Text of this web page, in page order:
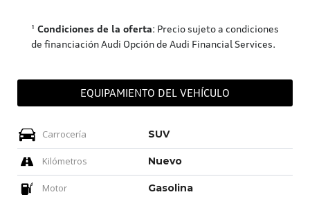
¹ Condiciones de la oferta: Precio sujeto a condiciones
de financiación Audi Opción de Audi Financial Services.
EQUIPAMIENTO DEL VEHÍCULO
Carrocería SUV
Kilómetros Nuevo
Motor Gasolina